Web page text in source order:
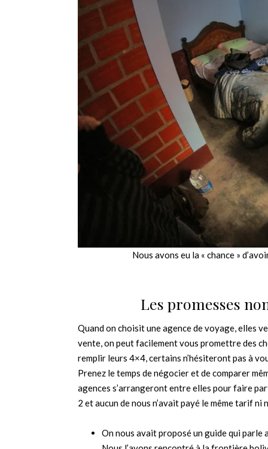
Nous avons eu la « chance »
Les promesses
Quand on choisit une agence de voyage, elles
vente, on peut facilement vous promettre des
remplir leurs 4×4, certains n’hésiteront pas à
Prenez le temps de négocier et de comparer
agences s’arrangeront entre elles pour faire
2 et aucun de nous n’avait payé le même tarif ni
On nous avait proposé un guide qui parle